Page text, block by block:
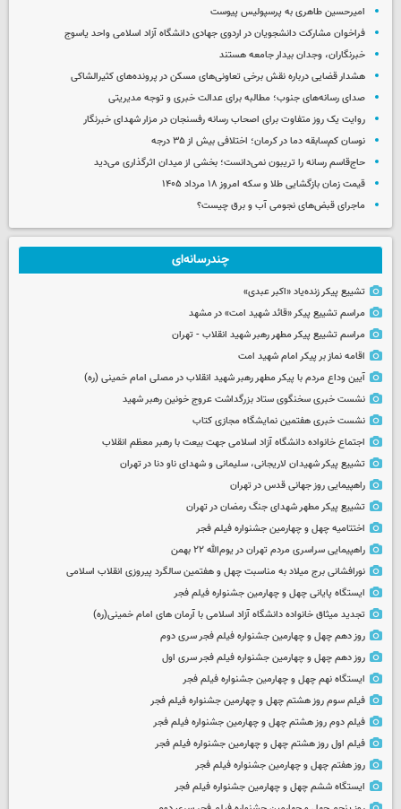
امیرحسین طاهری به پرسپولیس پیوست
فراخوان مشارکت دانشجویان در اردوی جهادی دانشگاه آزاد اسلامی واحد یاسوج
خبرنگاران، وجدان بیدار جامعه هستند
هشدار قضایی درباره نقش برخی تعاونی‌های مسکن در پرونده‌های کثیرالشاکی
صدای رسانه‌های جنوب؛ مطالبه برای عدالت خبری و توجه مدیریتی
روایت یک روز متفاوت برای اصحاب رسانه رفسنجان در مزار شهدای خبرنگار
نوسان کم‌سابقه دما در کرمان؛ اختلافی بیش از ۳۵ درجه
حاج‌قاسم رسانه را تریبون نمی‌دانست؛ بخشی از میدان اثرگذاری می‌دید
قیمت زمان بازگشایی طلا و سکه امروز ۱۸ مرداد ۱۴۰۵
ماجرای قبض‌های نجومی آب و برق چیست؟
چندرسانه‌ای
تشییع پیکر زنده‌یاد «اکبر عبدی»
مراسم تشییع پیکر «قائد شهید امت» در مشهد
مراسم تشییع پیکر مطهر رهبر شهید انقلاب - تهران
اقامه نماز بر پیکر امام شهید امت
آیین وداع مردم با پیکر مطهر رهبر شهید انقلاب در مصلی امام خمینی (ره)
نشست خبری سخنگوی ستاد بزرگداشت عروج خونین رهبر شهید
نشست خبری هفتمین نمایشگاه مجازی کتاب
اجتماع خانواده دانشگاه آزاد اسلامی جهت بیعت با رهبر معظم انقلاب
تشییع پیکر شهیدان لاریجانی، سلیمانی و شهدای ناو دنا در تهران
راهپیمایی روز جهانی قدس در تهران
تشییع پیکر مطهر شهدای جنگ رمضان در تهران
اختتامیه چهل و چهارمین جشنواره فیلم فجر
راهپیمایی سراسری مردم تهران در یوم‌الله ۲۲ بهمن
نورافشانی برج میلاد به مناسبت چهل‌ و هفتمین سالگرد پیروزی انقلاب اسلامی
ایستگاه پایانی چهل و چهارمین جشنواره فیلم فجر
تجدید میثاق خانواده دانشگاه آزاد اسلامی با آرمان های امام خمینی(ره)
روز دهم چهل و چهارمین جشنواره فیلم فجر سری دوم
روز دهم چهل و چهارمین جشنواره فیلم فجر سری اول
ایستگاه نهم چهل و چهارمین جشنواره فیلم فجر
فیلم سوم روز هشتم چهل و چهارمین جشنواره فیلم فجر
فیلم دوم روز هشتم چهل و چهارمین جشنواره فیلم فجر
فیلم اول روز هشتم چهل و چهارمین جشنواره فیلم فجر
روز هفتم چهل و چهارمین جشنواره فیلم فجر
ایستگاه ششم چهل و چهارمین جشنواره فیلم فجر